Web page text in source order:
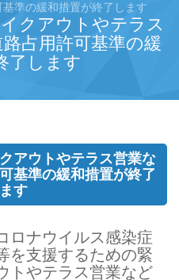
準の緩和措置が終了します
クアウトやテラス
占用許可基準の緩
了します
アウトやテラス営業な
基準の緩和措置が終了
す
ロナウイルス感染症
を支援するための緊
トやテラス営業など